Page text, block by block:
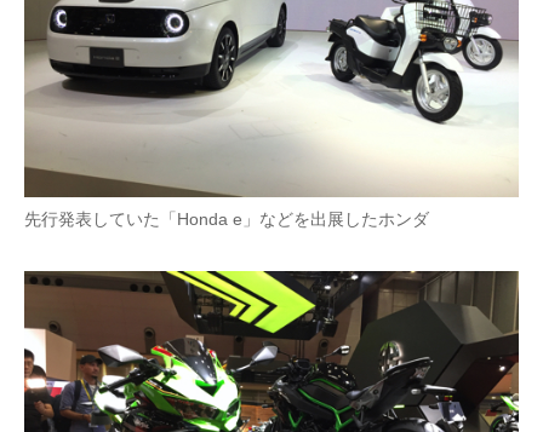
先行発表していた「Honda e」などを出展したホンダ